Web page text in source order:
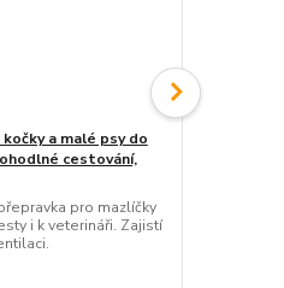
a malé psy do
cestování,
pro mazlíčky
i k veterináři. Zajistí